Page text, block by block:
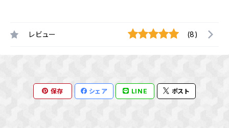
レビュー (8)
保存 シェア LINE ポスト